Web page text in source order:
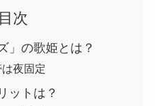
目次
」の歌姫とは？
夜固定
ットは？